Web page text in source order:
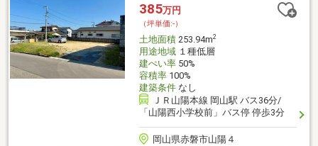
385万円
（坪単価:-）
土地面積253.94m2
用途地域１種低層
建ぺい率50%
容積率100%
建築条件なし
ＪＲ山陽本線 岡山駅 バス36分/
「山陽西小学校前」バス停 停歩3分
岡山県赤磐市山陽４